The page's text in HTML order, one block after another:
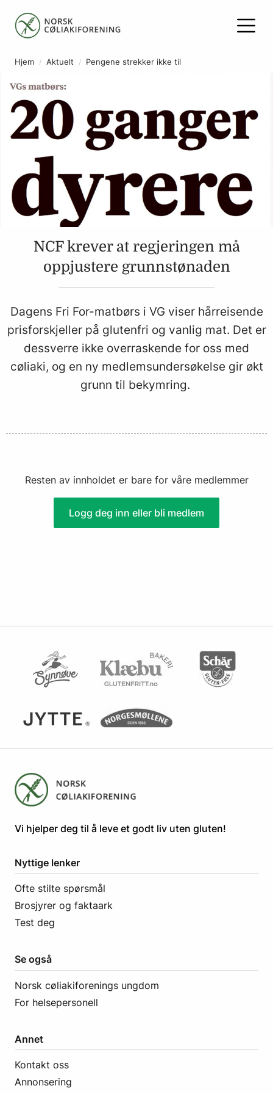
Hjem Aktuelt Pengene strekker ikke til
NCF krever at regjeringen må
oppjustere grunnstønaden
Dagens Fri For-matbørs i VG viser hårreisende
prisforskjeller på glutenfri og vanlig mat. Det er
dessverre ikke overraskende for oss med
cøliaki, og en ny medlemsundersøkelse gir økt
grunn til bekymring.
Resten av innholdet er bare for våre medlemmer
Logg deg inn eller bli medlem
​​​​Vi hjelper deg til å leve et godt liv uten gluten! ​
Nyttige lenker
Ofte stilte spørsmål
Brosjyrer og faktaark
Test deg
Se også
Norsk cøliakiforenings ungdom
For helsepersonell
Annet
Kontakt oss
Annonsering